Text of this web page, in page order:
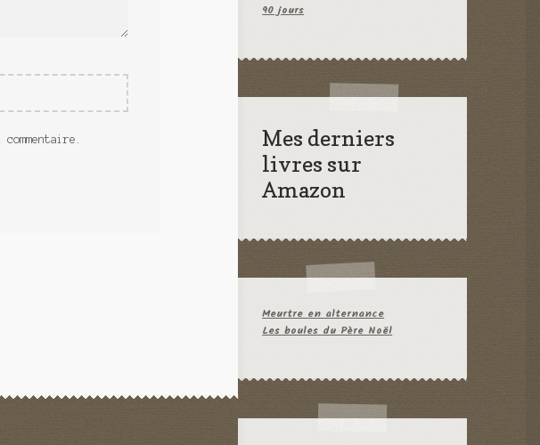
90 jours
Mes derniers
livres sur
Amazon
Meurtre en alternance
Les boules du Père Noël